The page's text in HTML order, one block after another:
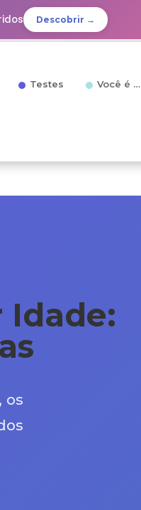
Descobrir →
Testes Você é …
Idade:
os